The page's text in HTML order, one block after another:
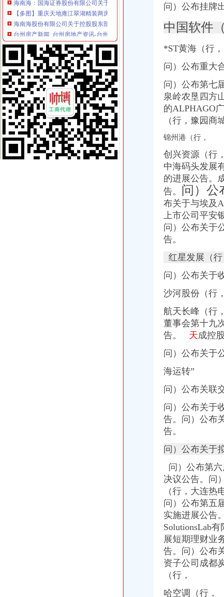
海南海股份有限公司关于控股股东部分股权质押的公告_网易财经
台州房产新闻_台州房地产资讯-台州搜狐焦点网
重庆天地媒之城市之舟——卖场终端媒体-重庆58同城
重庆杨家坪保洁公司杨家坪天地缘清洁公司杨家坪地毯窗帘清洗-直辖
潼南网_潼南论坛_人才网招聘_天气预报-潼南公司注册工商代办重庆
12月31日影响沪深两市上市公司股价公告速递_财经频道_证券之星
盐城驾驶证就近年审有“条件”_江苏各地_新闻_腾讯网
重庆市急救救助基金会-搜百科
瑞安房地产47亿元向万科（02202）出售重庆天地项目-汇金网
重庆市乾方天地科贸有限公司食品分厂_【信用信息_诉讼信息_财务信
下周别提示-股票频道-和讯网
2月13日晚间深市主板公告一览-股票频道-和讯网
赢商网家盘点：2015年度重庆商业地产十大事件_新闻中心_赢商网
雍江翠湖,永嘉路45号-重庆雍江翠湖二手房、租房-重庆安居客
赢商网家盘点：2015年度重庆商业地产十大事件_搜狐其它_搜狐网
瑞安房地产47亿元向万科（02202）出售重庆天地项目-汇金网
12月31日影响沪深两市上市公司股价公告速递-期指频道-金融界
重庆市乾方天地科贸有限公司食品分厂_【信用信息_诉讼信息_财务信
重庆市山丹生物农有限公司永川销售分公司_【信用信息_诉讼信息_
海南海：关于控股子公司使用部分闲置募集资金购买银行保本理财产
重庆正川包装材料股份有限公司开具给福安业集团庆余堂制有
海南海：董事会更正公告_海南海（000566）_公告正文_财经_凤
重庆市山丹生物农有限公司永川销售分公司_【信用信息_诉讼信息_
海南海：关于控股子公司使用部分闲置募集资金购买银行保本理财产
[公告]海南海：国海证券股份有限公司关于公司募集资金2014年度使
海南海：关于控股子公司使用部分闲置募集资金购买银行保本理财产
海南海：国海证券股份有限公司关于公司控股子公司使用部分闲置募
12月31日影响沪深两市上市公司股价公告速递-期指频道-金融界
海南海：国海证券股份有限公司关于公司使用部分闲置募集资金购买
【多图】重庆天地雍江翠湖精装两房户型方正视野无遮挡全新未住
重庆杨家坪保洁公司杨家坪天地缘清洁公司杨家坪地毯窗帘清洗-直辖
潼南网_潼南论坛_人才网招聘_天气预报-潼南公司注册工商代办重庆
12月31日影响沪深两市上市公司股价公告速递_财经频道_证券之星
瑞安房地产47亿元向万科（02202）出售重庆天地项目-汇金网
重庆市乾方天地科贸有限公司食品分厂_【信用信息_诉讼信息_财务信
雍江翠湖,永嘉路45号-重庆雍江翠湖二手房、租房-重庆安居客
问）公布挂牌
中国软件
*ST黄海（行，
问）公布重大
问）公布第七
泉岭农垦四方
的ALPHAGO
（行，豫园商
锦州港（行，
创兴资源（行
中海码头发展
的进展公告。
告。 问）公
布关于与埃及
上市公司平安
问）公布关于
告。
红星发展（
问）公布关于
沙河股份（行
航天长峰（行
董事会第十九
告。 天成控
问）公布关于
海运转”
问）公布关联
问）公布关于
告。问）公布
告。
问）公布关于
问）公布第
决议公告。问
（行，大连
问）公布第五
实施进展公告
SolutionsLab
展短期理财业
告。问）公布
资子公司成都
（行，
哈空调（行，